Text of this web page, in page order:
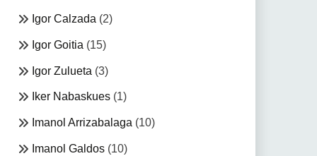
Igor Calzada (2)
Igor Goitia (15)
Igor Zulueta (3)
Iker Nabaskues(1)
Imanol Arrizabalaga (10)
Imanol Galdos(10)